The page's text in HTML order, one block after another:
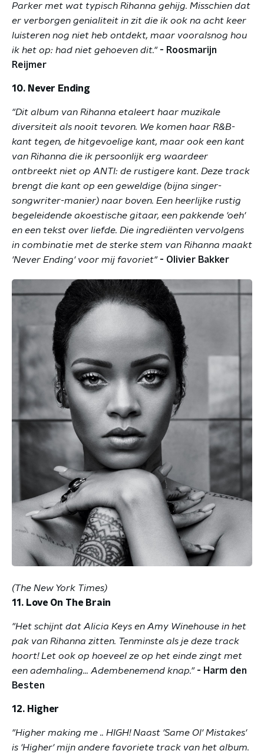
Parker met wat typisch Rihanna gehijg. Misschien dat
er verborgen genialiteit in zit die ik ook na acht keer
luisteren nog niet heb ontdekt, maar vooralsnog hou
ik het op: had niet gehoeven dit." - Roosmarijn
Reijmer
10. Never Ending
"Dit album van Rihanna etaleert haar muzikale
diversiteit als nooit tevoren. We komen haar R&B-
kant tegen, de hitgevoelige kant, maar ook een kant
van Rihanna die ik persoonlijk erg waardeer
ontbreekt niet op ANTI: de rustigere kant. Deze track
brengt die kant op een geweldige (bijna singer-
songwriter-manier) naar boven. Een heerlijke rustig
begeleidende akoestische gitaar, een pakkende 'oeh'
en een tekst over liefde. Die ingrediënten vervolgens
in combinatie met de sterke stem van Rihanna maakt
'Never Ending' voor mij favoriet" - Olivier Bakker
(The New York Times)
11. Love On The Brain
"Het schijnt dat Alicia Keys en Amy Winehouse in het
pak van Rihanna zitten. Tenminste als je deze track
hoort! Let ook op hoeveel ze op het einde zingt met
een ademhaling... Adembenemend knap." - Harm den
Besten
12. Higher
"Higher making me .. HIGH! Naast 'Same Ol' Mistakes'
is 'Higher' mijn andere favoriete track van het album.